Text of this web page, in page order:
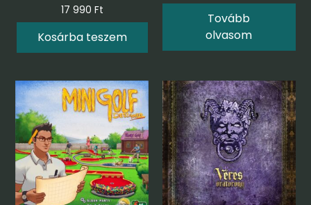
17 990 Ft
Kosárba teszem
Tovább
olvasom